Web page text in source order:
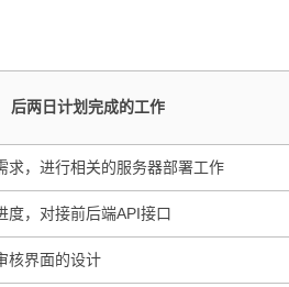
后两日计划完成的工作
求，进行相关的服务器部署工作
度，对接前后端API接口
核界面的设计